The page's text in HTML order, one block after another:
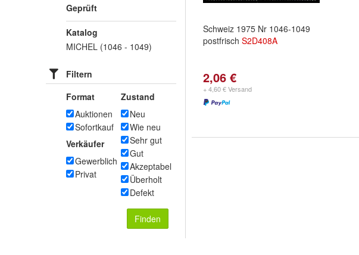
Geprüft
Katalog
MICHEL (1046 - 1049)
Filtern
Format
Auktionen
Sofortkauf
Verkäufer
Gewerblich
Privat
Zustand
Neu
Wie neu
Sehr gut
Gut
Akzeptabel
Überholt
Defekt
Finden
Schweiz 1975 Nr 1046-1049
postfrisch S2D408A
2,06 €
+ 4,60 € Versand